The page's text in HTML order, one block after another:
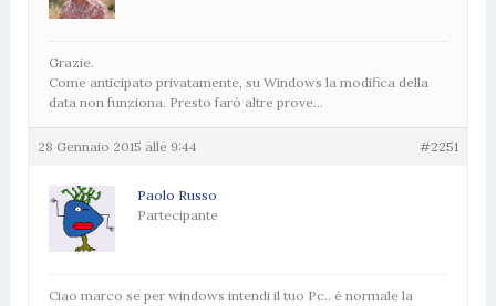
Grazie.
Come anticipato privatamente, su Windows la modifica della
data non funziona. Presto farò altre prove…
28 Gennaio 2015 alle 9:44 #2251
Paolo Russo
Partecipante
Ciao marco se per windows intendi il tuo Pc.. è normale la